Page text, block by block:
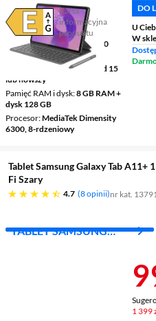
Karta
informacyjna
produktu
Plik w formacie pdf
(otworzy się w nowym
Ekran 11 ", IPS, 2560 x 1600
pikseli
System operacyjny Android 15
lub nowszy
Pamięć RAM i dysk 8 GB RAM +
dysk 128 GB
Procesor MediaTek Dimensity
6300, 8-rdzeniowy
DO
U
W
Tablet Samsung Galaxy Tab
Fi Szary
4.7
4.7 gwiazdek 8 opinii nr kat.
TABLET SAMSUNG
1 399